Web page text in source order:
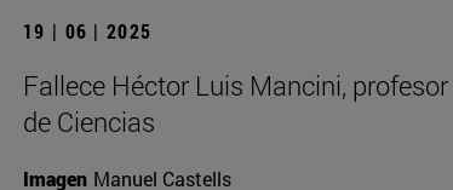
19 | 06 | 2025
Fallece Héctor Luis Mancini,
de Ciencias
Imagen Manuel Castells